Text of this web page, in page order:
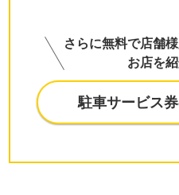
さらに無料で店舗
お店を
駐車サービス